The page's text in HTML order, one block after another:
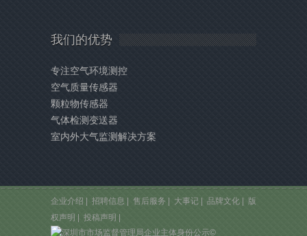
我们的优势
专注空气环境测控
空气质量传感器
颗粒物传感器
气体检测变送器
室内外大气监测解决方案
企业介绍 招聘信息 售后服务 大事记 品牌文化
版
权声明
投稿声明
©